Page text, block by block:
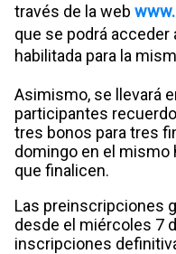
través de la web
que se podrá acceder
habilitada para la
Asimismo, se llevará
participantes
tres bonos para tres
domingo en el mismo
que finalicen.
Las preinscripciones
desde el miércoles 7
inscripciones